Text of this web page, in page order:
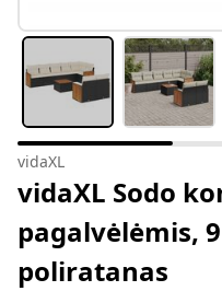
vidaXL
vidaXL Sodo
pagalvėlėmis,
poliratanas